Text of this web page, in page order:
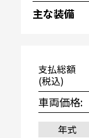
主な装備
支払総額
(税込)
車両価格
年式